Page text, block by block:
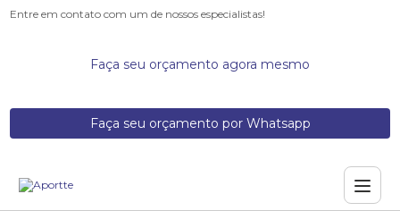
Entre em contato com um de nossos especialistas!
Faça seu orçamento agora mesmo
Faça seu orçamento por Whatsapp